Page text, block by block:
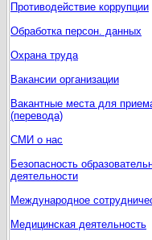
Противодействие коррупции
Обработка персон. данных
Охрана труда
Вакансии организации
Вакантные места для
(перевода)
СМИ о нас
Безопасность
деятельности
Международное
Медицинская деятельность